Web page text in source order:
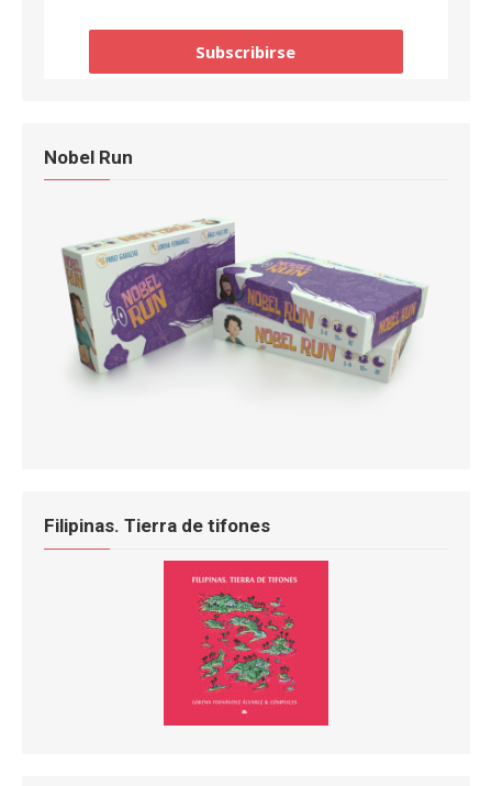
Nobel Run
Filipinas. Tierra de tifones